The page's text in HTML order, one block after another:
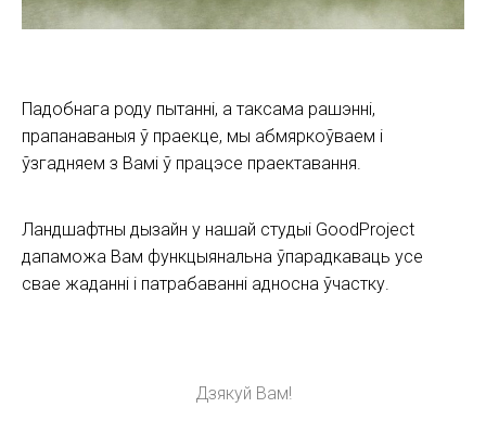
Падобнага роду пытанні, а таксама рашэнні,
прапанаваныя ў праекце, мы абмяркоўваем і
ўзгадняем з Вамі ў працэсе праектавання.
Ландшафтны дызайн у нашай студыі GoodProject
дапаможа Вам функцыянальна ўпарадкаваць усе
свае жаданні і патрабаванні адносна ўчастку.
Дзякуй Вам!